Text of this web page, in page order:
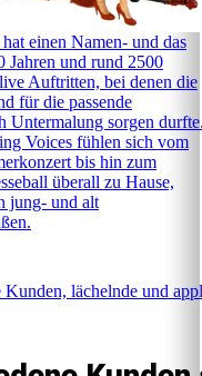
einen Namen- und das
Jahren und rund 2500
Auftritten, bei denen die
für die passende
Untermalung sorgen durfte.
Voices fühlen sich vom
bis hin zum
überall zu Hause,
jung- und alt
Kunden, lächelnde und